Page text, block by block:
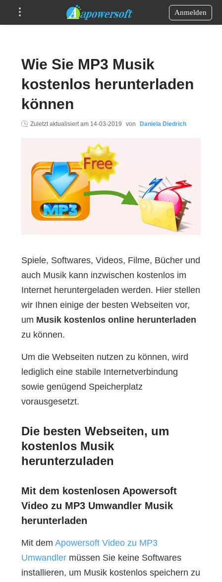
Anmelden
Wie Sie MP3 Musik
kostenlos herunterladen
können
Zuletzt aktualisiert am 14-03-2019 von Daniela Diedrich
Spiele, Softwares, Videos, Filme, Bücher und
auch Musik kann inzwischen kostenlos im
Internet heruntergeladen werden. Hier stellen
wir Ihnen einige der besten Webseiten vor,
um Musik kostenlos online herunterladen
zu können.
Um die Webseiten nutzen zu können, wird
lediglich eine stabile Internetverbindung
sowie genügend Speicherplatz
vorausgesetzt.
Die besten Webseiten, um
kostenlos Musik
herunterzuladen
Mit dem kostenlosen Apowersoft
Video zu MP3 Umwandler Musik
herunterladen
Mit dem Apowersoft Video zu MP3
Umwandlermüssen Sie keine Softwares
installieren, um Musik kostenlos speichern zu